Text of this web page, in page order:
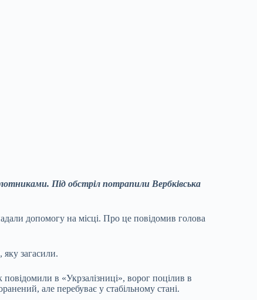
Під обстріл потрапили Вербківська
допомогу на місці. Про це повідомив голова
загасили.
в «Укрзалізниці», ворог поцілив в
але перебуває у стабільному стані.